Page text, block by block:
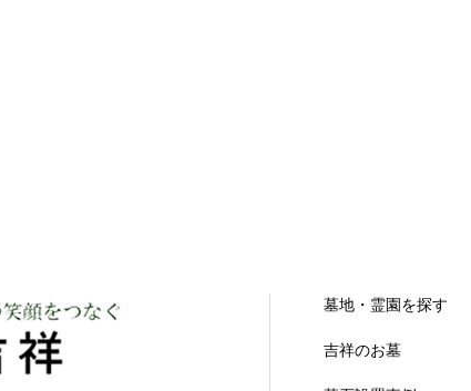
墓地・霊園を探す
吉祥のお墓